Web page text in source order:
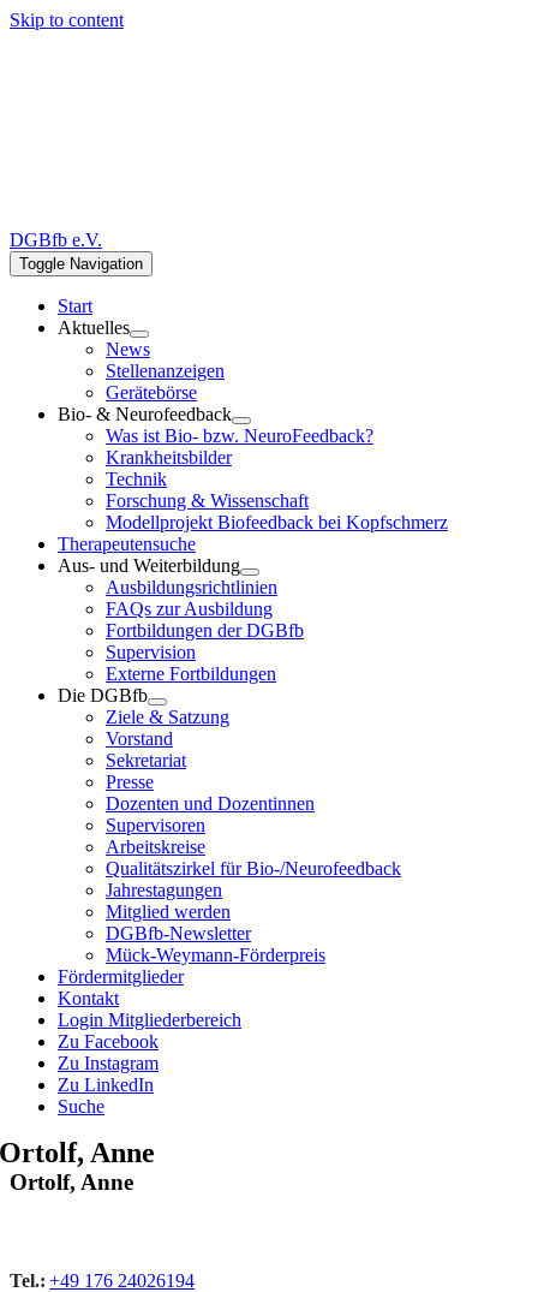
Skip to content
DGBfb e.V.
Toggle Navigation
Start
Aktuelles
News
Stellenanzeigen
Gerätebörse
Bio- & Neurofeedback
Was ist Bio- bzw. NeuroFeedback?
Krankheitsbilder
Technik
Forschung & Wissenschaft
Modellprojekt Biofeedback bei Kopfschmerz
Therapeutensuche
Aus- und Weiterbildung
Ausbildungsrichtlinien
FAQs zur Ausbildung
Fortbildungen der DGBfb
Supervision
Externe Fortbildungen
Die DGBfb
Ziele & Satzung
Vorstand
Sekretariat
Presse
Dozenten und Dozentinnen
Supervisoren
Arbeitskreise
Qualitätszirkel für Bio-/Neurofeedback
Jahrestagungen
Mitglied werden
DGBfb-Newsletter
Mück-Weymann-Förderpreis
Fördermitglieder
Kontakt
Login Mitgliederbereich
Zu Facebook
Zu Instagram
Zu LinkedIn
Suche
Ortolf, Anne
Ortolf, Anne
Tel.: +49 176 24026194